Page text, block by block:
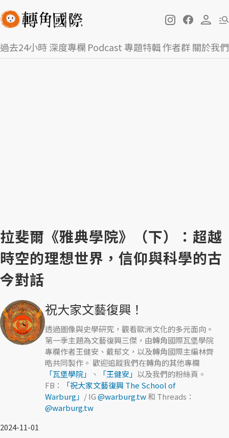
過去24小時深度專欄 Podcast 專題特輯作者群關於我們
拉斐爾《雅典學院》（下）：超越
時空的理想世界，信仰與科學的古
今對話
祝大家文藝復興！
透過圖像與史學研究，觀看歐洲文化的多元面向。
第一季主題為文藝復興三傑，由轉角國際瓦堡學院
專欄作者王健安、戴郁文，以及轉角國際主編林齊
晧共同製作。 歡迎追蹤我們在轉角的其他專欄
「瓦堡學院」
、 「王健安」 以及我們的粉絲頁。
FB：
「祝大家文藝復興 The School of
Warburg」 / IG@warburg.tw和 Threads：
@warburg.tw
2024-11-01